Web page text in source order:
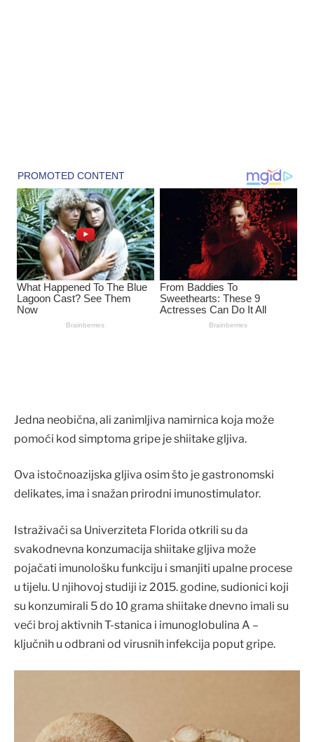
Jedna neobična, ali zanimljiva namirnica koja može
pomoći kod simptoma gripe je shiitake gljiva.
Ova istočnoazijska gljiva osim što je gastronomski
delikates, ima i snažan prirodni imunostimulator.
Istraživači sa Univerziteta Florida otkrili su da
svakodnevna konzumacija shiitake gljiva može
pojačati imunološku funkciju i smanjiti upalne procese
u tijelu. U njihovoj studiji iz 2015. godine, sudionici koji
su konzumirali 5 do 10 grama shiitake dnevno imali su
veći broj aktivnih T-stanica i imunoglobulina A –
ključnih u odbrani od virusnih infekcija poput gripe.